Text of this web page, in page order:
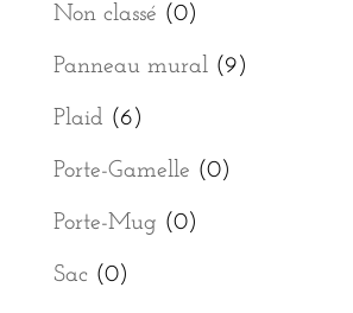
Non classé (0)
Panneau mural (9)
Plaid (6)
Porte-Gamelle (0)
Porte-Mug (0)
Sac (0)